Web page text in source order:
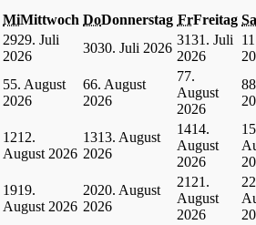
MiMittwoch DoDonnerstag FrFreitag Sa
2929. Juli
2026
3030. Juli 2026
3131. Juli
2026
1
55. August
2026
66. August
2026
77.
August
2026
8
1212.
August 2026
1313. August
2026
1414.
August
2026
15
1919.
August 2026
2020. August
2026
21 21.
August
2026
22